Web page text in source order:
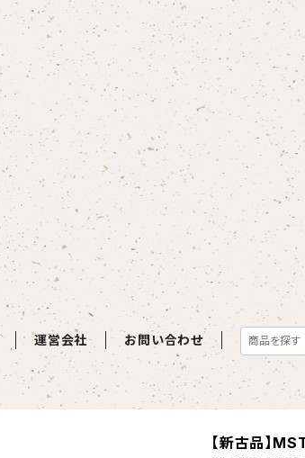
運営会社 お問い合わせ
【新古品】